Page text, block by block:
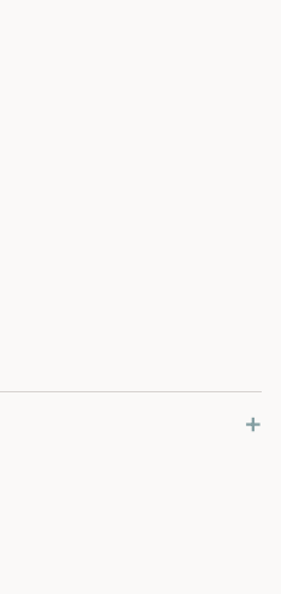
+